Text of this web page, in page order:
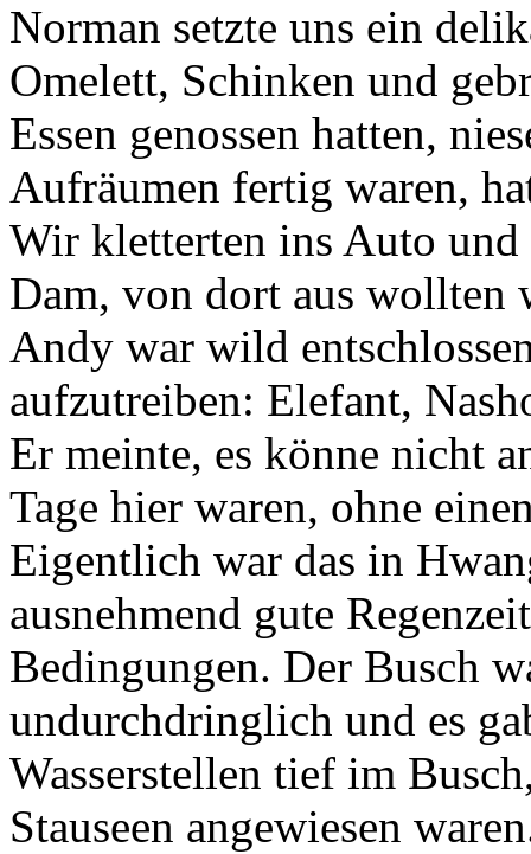
Norman setzte uns ein
Omelett, Schinken und
Essen genossen hatten,
Aufräumen fertig waren,
Wir kletterten ins Auto
Dam, von dort aus wollten
Andy war wild
aufzutreiben: Elefant,
Er meinte, es könne nicht
Tage hier waren, ohne
Eigentlich war das in
ausnehmend gute
Bedingungen. Der Busch
undurchdringlich und es
Wasserstellen tief im
Stauseen angewiesen